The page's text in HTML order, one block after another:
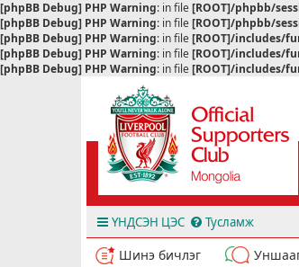
[phpBB Debug] PHP Warning: in file[ROOT]/phpbb/
[phpBB Debug] PHP Warning: in file[ROOT]/phpbb/
[phpBB Debug] PHP Warning: in file[ROOT]/includes/
[phpBB Debug] PHP Warning: in file[ROOT]/includes/
[phpBB Debug] PHP Warning: in file[ROOT]/includes/
ҮНДСЭН ЦЭС Тусламж
Шинэ бичлэг